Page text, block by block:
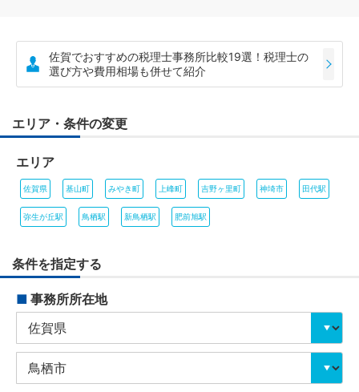
佐賀でおすすめの税理士事務所比較19選！税理士の
選び方や費用相場も併せて紹介
エリア・条件の変更
エリア
佐賀県 基山町 みやき町 上峰町 吉野ヶ里町 神埼市 田代駅
弥生が丘駅 鳥栖駅 新鳥栖駅 肥前旭駅
条件を指定する
■ 事務所所在地